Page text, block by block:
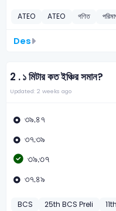
ATEO ATEO গণিত
Des
2 .১ মিটার কত ইঞ্চির সমান?
Updated: 2 weeks ago
৩৯.৪৭
৩৭.৩৯
৩৯.৩৭
৩৭.৪৯
BCS 25th BCS Preli